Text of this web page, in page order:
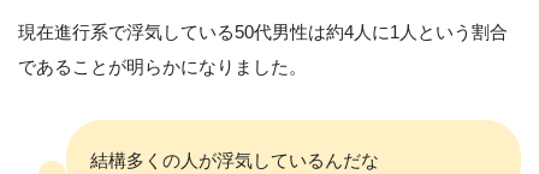
現在進行系で浮気している50代男性は約4人に1人という割合
であることが明らかになりました。
結構多くの人が浮気しているんだな